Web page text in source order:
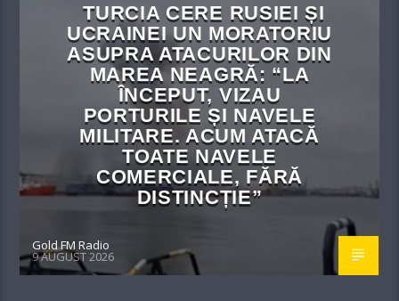
TURCIA CERE RUSIEI ȘI
UCRAINEI UN MORATORIU
ASUPRA ATACURILOR DIN
MAREA NEAGRĂ: “LA
ÎNCEPUT, VIZAU
PORTURILE ȘI NAVELE
MILITARE. ACUM ATACĂ
TOATE NAVELE
COMERCIALE, FĂRĂ
DISTINCȚIE”
Gold FM Radio
9 AUGUST 2026